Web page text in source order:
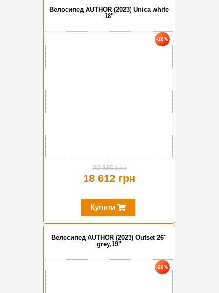
Велосипед AUTHOR (2023) Unica white
18"
-10%
20 680 грн
18 612 грн
Купити
Велосипед AUTHOR (2023) Outset 26"
grey,19"
-20%